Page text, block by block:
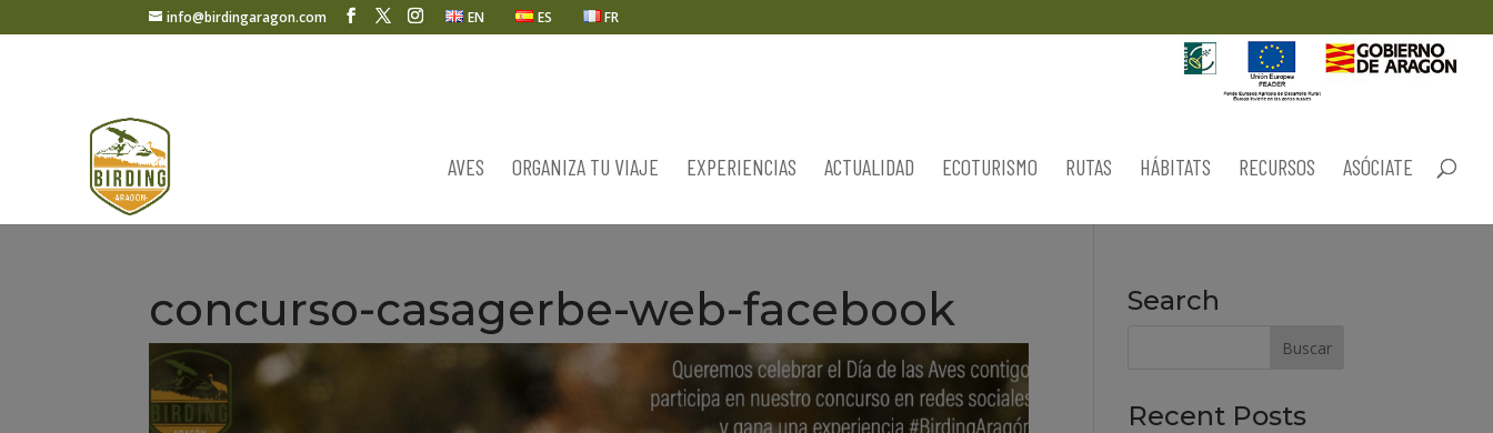
info@birdingaragon.com EN ES FR
AVES ORGANIZA TU VIAJE EXPERIENCIAS ACTUALIDAD ECOTURISMO RUTAS HÁBITATS RECURSOS ASÓCIATE
concurso-casagerbe-web-facebook Search
Recent Posts